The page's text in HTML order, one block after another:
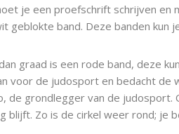
je een proefschrift schrijven en
geblokte band. Deze banden kun
dan graad is een rode band, deze
voor de judosport en bedacht de
de grondlegger van de
blijft. Zo is de cirkel weer rond; je